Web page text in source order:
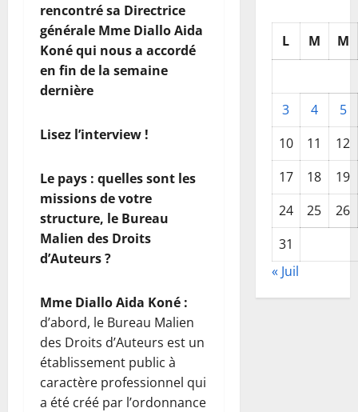
rencontré sa Directrice
générale Mme Diallo Aida
Koné qui nous a accordé
en fin de la semaine
dernière
Lisez l’interview !
Le pays : quelles sont les
missions de votre
structure, le Bureau
Malien des Droits
d’Auteurs ?
Mme Diallo Aida Koné :
d’abord, le Bureau Malien
des Droits d’Auteurs est un
établissement public à
caractère professionnel qui
a été créé par l’ordonnance
L M M
3 4
5
10
11
12
17
18
19
24
25
26
31
« Juil